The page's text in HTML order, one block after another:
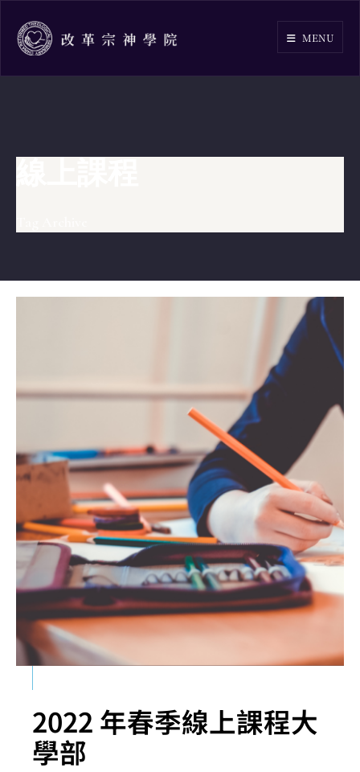
content
MENU
2022 年春季線上課程大
學部